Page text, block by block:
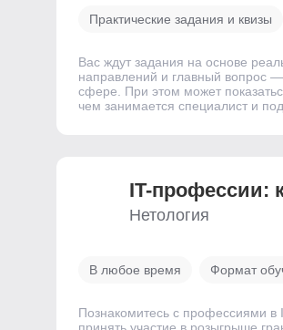
Практические задания и квизы
Вас ждут задания на основе
направлений и главный вопрос
сфере. При этом может
чем занимается специалист и
IT-профессии:
Нетология
В любое время Формат
Познакомитесь с профессиями в